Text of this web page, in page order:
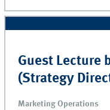
Guest Lecture
(Strategy
Marketing Operations